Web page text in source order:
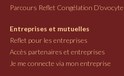
Parcours Reflet Congélation
Entreprises et mutuelles
Reflet pour les entreprises
Accès partenaires et entreprises
Je me connecte via mon entreprise